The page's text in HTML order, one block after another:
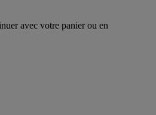
avec votre panier ou en